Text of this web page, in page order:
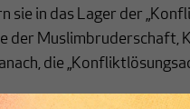
sie in das Lager der
der Muslimbruderschaft,
die